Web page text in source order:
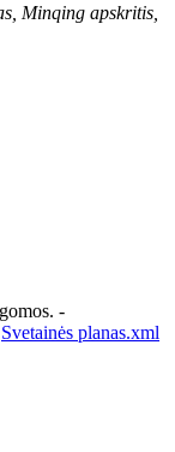
Minqing apskritis,
-
Svetainės planas.xml